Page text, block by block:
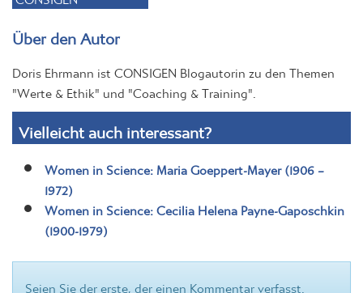
Über den Autor
Doris Ehrmann ist CONSIGEN Blogautorin zu den Themen
"Werte & Ethik" und "Coaching & Training".
Vielleicht auch interessant?
Women in Science: Maria Goeppert-Mayer (1906 –
1972)
Women in Science: Cecilia Helena Payne-Gaposchkin
(1900-1979)
Seien Sie der erste, der einen Kommentar verfasst.